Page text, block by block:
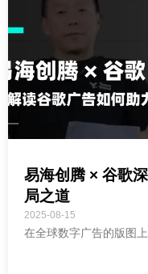
易海创腾 × 谷歌
局之道
2025-08-15
在全球数字广告的版图